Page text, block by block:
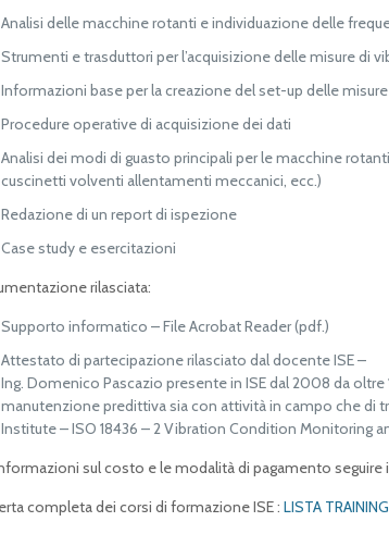
Analisi delle macchine rotanti e individuazione delle
Strumenti e trasduttori per l’acquisizione delle misure di
Informazioni base per la creazione del set-up delle misure
Procedure operative di acquisizione dei dati
Analisi dei modi di guasto principali per le macchine
cuscinetti volventi allentamenti meccanici, ecc.)
Redazione di un report di ispezione
Case study e esercitazioni
rilasciata:
Supporto informatico – File Acrobat Reader (pdf.)
Attestato di partecipazione rilasciato dal docente ISE –
Ing. Domenico Pascazio presente in ISE dal 2008 da
manutenzione predittiva sia con attività in campo che di
Institute – ISO 18436 – 2 Vibration Condition Monitoring
sul costo e le modalità di pagamento seguire
completa dei corsi di formazione ISE : LISTA